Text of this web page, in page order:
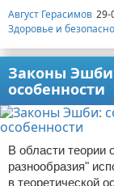
Август Герасимов 29-
Здоровье и
Законы
особенности
В области теории
разнообразия"
в теоретической